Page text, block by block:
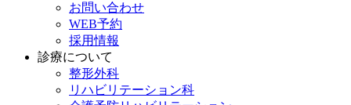
お問い合わせ
WEB予約
採用情報
診療について
整形外科
リハビリテーション科